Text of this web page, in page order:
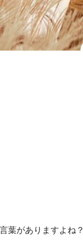
葉がありますよね？